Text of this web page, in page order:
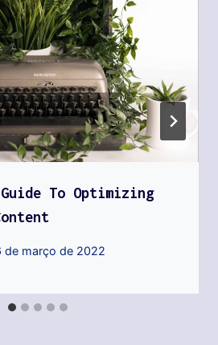
To Optimizing
de março de 2022